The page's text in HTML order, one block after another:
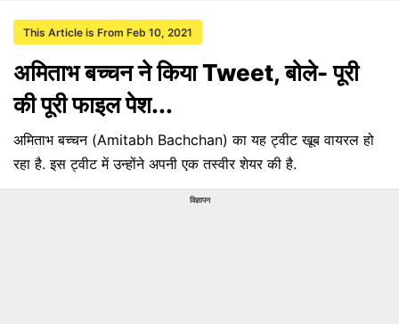
This Article is From Feb 10, 2021
अमिताभ बच्चन ने किया Tweet, बोले- पूरी
की पूरी फाइल पेश...
अमिताभ बच्चन (Amitabh Bachchan) का यह ट्वीट खूब वायरल हो
रहा है. इस ट्वीट में उन्होंने अपनी एक तस्वीर शेयर की है.
विज्ञापन